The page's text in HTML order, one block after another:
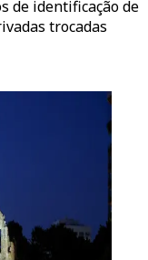
de identificação de
trocadas